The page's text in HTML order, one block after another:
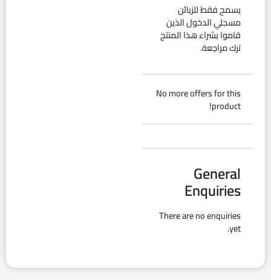
يسمح فقط للزبائن
مسجلي الدخول الذين
قاموا بشراء هذا المنتج
ترك مراجعة.
No more offers for this
product!
General
Enquiries
There are no enquiries
yet.